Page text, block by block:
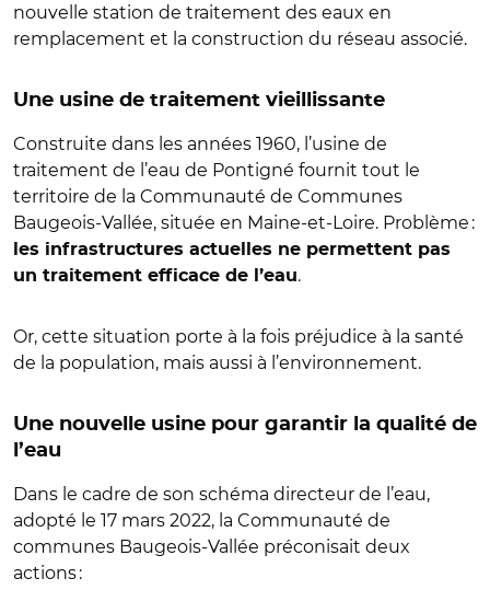
nouvelle station de traitement des eaux en
remplacement et la construction du réseau associé.
Une usine de traitement vieillissante
Construite dans les années 1960, l’usine de
traitement de l’eau de Pontigné fournit tout le
territoire de la Communauté de Communes
Baugeois-Vallée, située en Maine-et-Loire. Problème :
les infrastructures actuelles ne permettent pas
un traitement efficace de l’eau.
Or, cette situation porte à la fois préjudice à la santé
de la population, mais aussi à l’environnement.
Une nouvelle usine pour garantir la qualité de
l’eau
Dans le cadre de son schéma directeur de l’eau,
adopté le 17 mars 2022, la Communauté de
communes Baugeois-Vallée préconisait deux
actions :